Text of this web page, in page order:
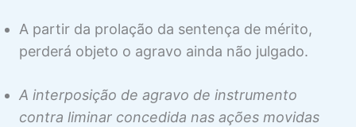
A partir da prolação da sentença de mérito,
perderá objeto o agravo ainda não julgado.
A interposição de agravo de instrumento
contra liminar concedida nas ações movidas